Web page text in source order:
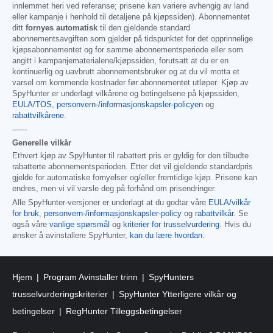
innlemmet heri ved referanse; prisene kan variere avhengig av land
eller kampanje i henhold til detaljene på kjøpssiden). Abonnementet
ditt fornyes automatisk til den gjeldende standard
abonnementsavgiften som gjelder på tidspunktet for det opprinnelige
kjøpsabonnementet og for samme abonnementsperiode eller som
angitt i kampanjematerialene/kjøpssiden, forutsatt at du er en
kontinuerlig og uavbrutt abonnementsbruker og at du vil motta et
varsel om kommende kostnader før abonnementet utløper. Kjøp av
SpyHunter er underlagt vilkårene og betingelsene på kjøpssiden,
EULA/TOS
personvern-/informasjonskapsler-policyen og
rabattvilkårene
------
Generelle vilkår
Ethvert kjøp av SpyHunter til rabattert pris er gyldig for den tilbudte
rabatterte abonnementsperioden. Etter det vil gjeldende standardpris
gjelde for automatiske fornyelser og/eller fremtidige kjøp. Prisene kan
endres, men vi vil varsle deg på forhånd om prisendringer.
Alle SpyHunter-versjoner er underlagt at du godtar våre EULA/vilkår
for bruk
personvern-/informasjonskapsler-policy og rabattvilkår. Se
også våre vanlige spørsmål og kriterier for trusselvurdering . Hvis du
ønsker å avinstallere SpyHunter,
kan du lære hvordan
Hjem Program Avinstaller trinn
SpyHunters
trusselvurderingskriterier
SpyHunter Ytterligere vilkår og
betingelser
RegHunter Tilleggsbetingelser